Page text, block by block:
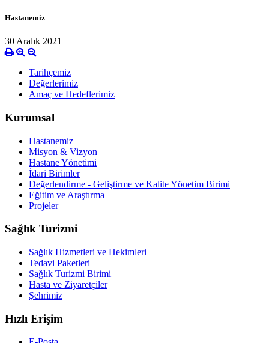
Hastanemiz
30 Aralık 2021
Tarihçemiz
Değerlerimiz
Amaç ve Hedeflerimiz
Kurumsal
Hastanemiz
Misyon & Vizyon
Hastane Yönetimi
İdari Birimler
Değerlendirme - Geliştirme ve Kalite Yönetim Birimi
Eğitim ve Araştırma
Projeler
Sağlık Turizmi
Sağlık Hizmetleri ve Hekimleri
Tedavi Paketleri
Sağlık Turizmi Birimi
Hasta ve Ziyaretçiler
Şehrimiz
Hızlı Erişim